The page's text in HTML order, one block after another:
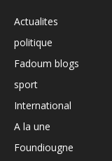
Actualites
politique
Fadoum blogs
sport
International
A la une
Foundiougne